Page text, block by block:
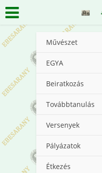
Művészet
EGYA
Beiratkozás
Továbbtanulás
Versenyek
Pályázatok
Étkezés